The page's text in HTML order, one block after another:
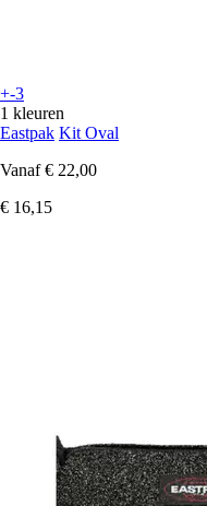
+-3
1 kleuren
Eastpak Kit Oval
Vanaf € 22,00
€ 16,15